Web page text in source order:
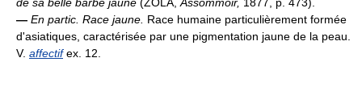
— En partic. Race jaune. Race humaine particulièrement formée
d'asiatiques, caractérisée par une pigmentation jaune de la peau.
V. affectif ex. 12.